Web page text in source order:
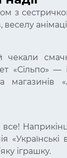
з
веселу
«Сільпо»
«Українські
іграшку.